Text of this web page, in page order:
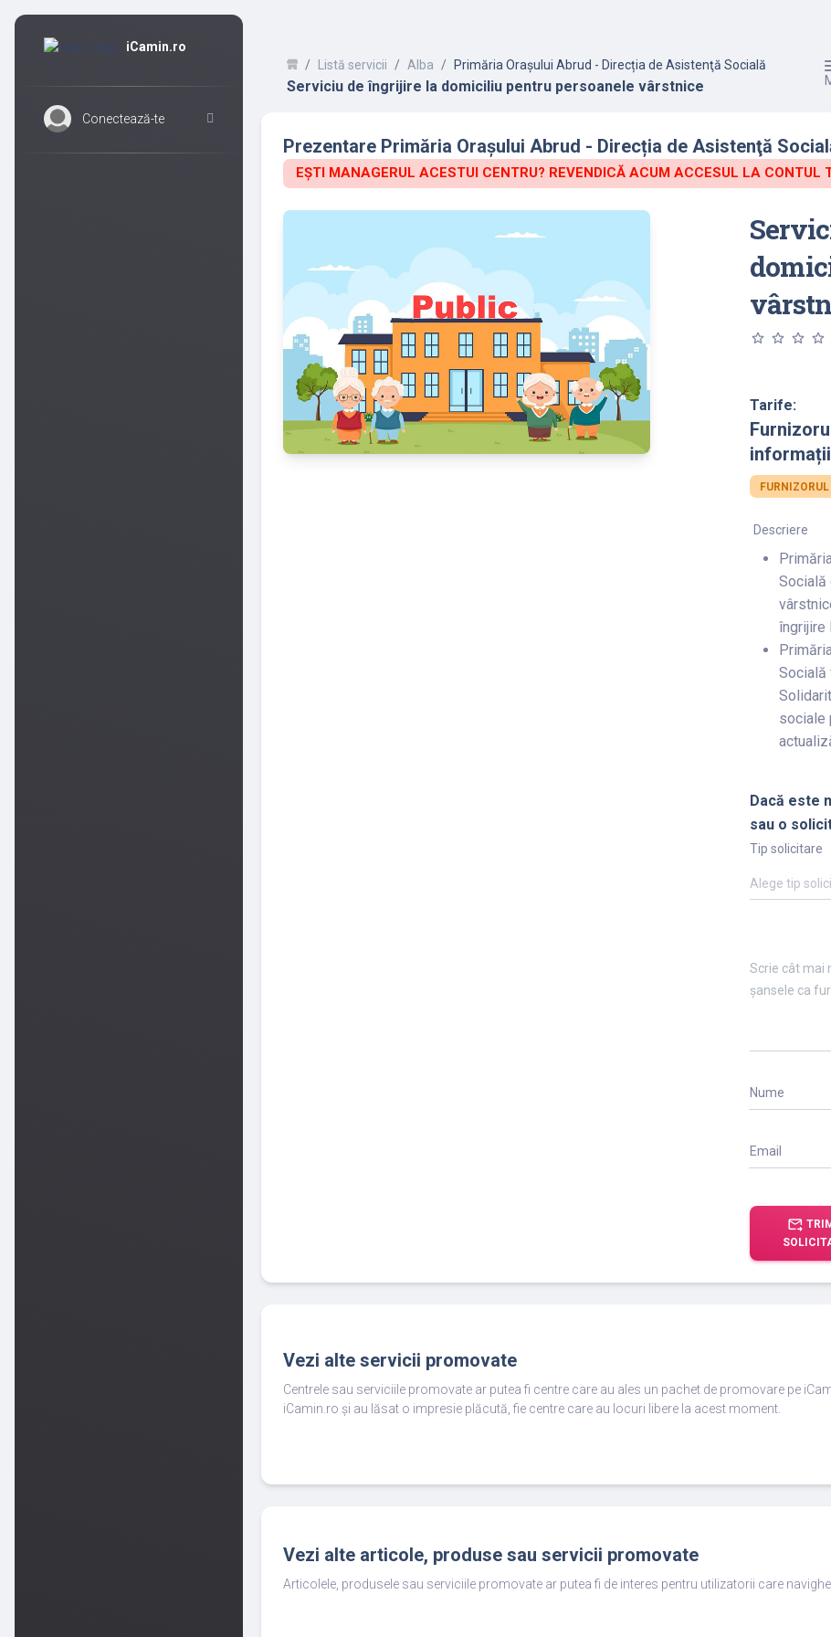
iCamin.ro
Conectează-te
Listă servicii Alba Primăria Orașului Abrud - Direcția de Asistenţă Socială
Serviciu de îngrijire la domiciliu pentru persoanele vârstnice
Prezentare Primăria Orașului Abrud - Direcția de Asistenţă
EȘTI MANAGERUL ACESTUI CENTRU? REVENDICĂ ACUM ACCESUL LA CONTUL
star_outline star_outline star_outline star_outline
Tarife:
Descriere
Socială
îngrijire
Socială
sociale
Dacă este
sau o
Tip solicitare
Alege tip
Nume
Email
forward_to_inbox
Vezi alte servicii promovate
Centrele sau serviciile promovate ar putea fi centre care au ales un pachet de promovare pe
iCamin.ro și au lăsat o impresie plăcută, fie centre care au locuri libere la acest moment.
Vezi alte articole, produse sau servicii promovate
Articolele, produsele sau serviciile promovate ar putea fi de interes pentru utilizatorii care